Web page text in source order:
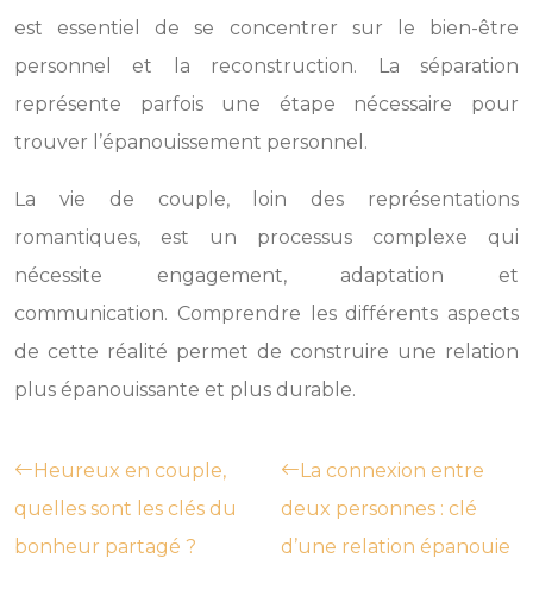
est essentiel de se concentrer sur le bien-être
personnel et la reconstruction. La séparation
représente parfois une étape nécessaire pour
trouver l’épanouissement personnel.
La vie de couple, loin des représentations
romantiques, est un processus complexe qui
nécessite engagement, adaptation et
communication. Comprendre les différents aspects
de cette réalité permet de construire une relation
plus épanouissante et plus durable.
Heureux en couple,
quelles sont les clés du
bonheur partagé ?
La connexion entre
deux personnes : clé
d’une relation épanouie